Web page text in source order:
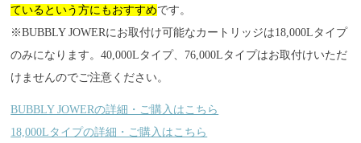
ているという方にもおすすめです。
※BUBBLY JOWERにお取付け可能なカートリッジは18,000Lタイプ
のみになります。40,000Lタイプ、76,000Lタイプはお取付けいただ
けませんのでご注意ください。
BUBBLY JOWERの詳細・ご購入はこちら
18,000Lタイプの詳細・ご購入はこちら